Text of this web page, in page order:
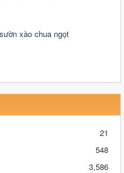
xào chua ngọt
21
548
3,586